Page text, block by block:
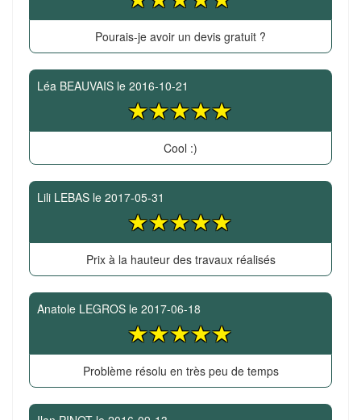
Pourais-je avoir un devis gratuit ?
Léa BEAUVAIS le 2016-10-21
Cool :)
Lili LEBAS le 2017-05-31
Prix à la hauteur des travaux réalisés
Anatole LEGROS le 2017-06-18
Problème résolu en très peu de temps